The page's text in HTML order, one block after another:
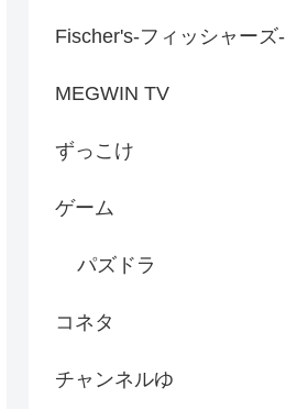
Fischer's-フィッシャーズ-
MEGWIN TV
ずっこけ
ゲーム
パズドラ
コネタ
チャンネルゆ